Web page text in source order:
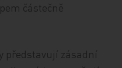
částečně
představují zásadní